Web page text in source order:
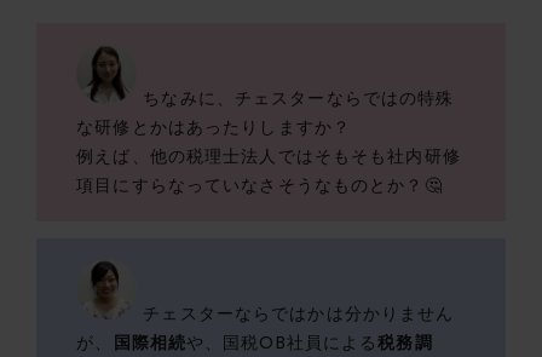
ちなみに、チェスターならではの特殊
な研修とかはあったりしますか？
例えば、他の税理士法人ではそもそも社内研修
項目にすらなっていなさそうなものとか？🤔
チェスターならではかは分かりません
が、 国際相続や、国税OB社員による税務調